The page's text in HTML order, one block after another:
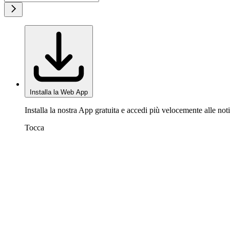
Installa la Web App
Installa la nostra App gratuita e accedi più velocemente alle
Tocca